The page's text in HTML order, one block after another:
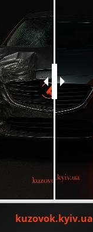
kuzovok.kyiv.ua